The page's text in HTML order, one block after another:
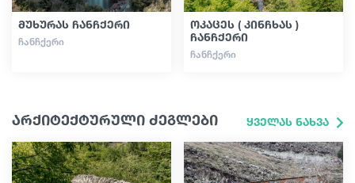
მუხურას ჩანჩქერი
ᲩᲐᲜᲩᲥᲔᲠᲘ
ოკაცეს ( კინჩხას )
ჩანჩქერი
ᲩᲐᲜᲩᲥᲔᲠᲘ
არქიტექტურული ძეგლები ყველას ნახვა